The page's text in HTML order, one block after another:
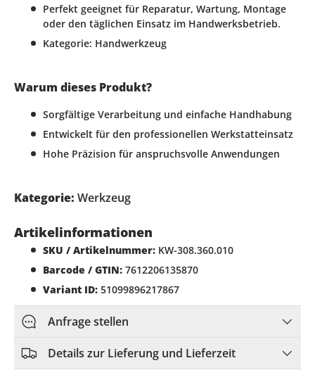
Perfekt geeignet für Reparatur, Wartung, Montage
oder den täglichen Einsatz im Handwerksbetrieb.
Kategorie: Handwerkzeug
Warum dieses Produkt?
Sorgfältige Verarbeitung und einfache Handhabung
Entwickelt für den professionellen Werkstatteinsatz
Hohe Präzision für anspruchsvolle Anwendungen
Kategorie: Werkzeug
Artikelinformationen
SKU / Artikelnummer: KW-308.360.010
Barcode / GTIN: 7612206135870
Variant ID: 51099896217867
Anfrage stellen
Details zur Lieferung und Lieferzeit